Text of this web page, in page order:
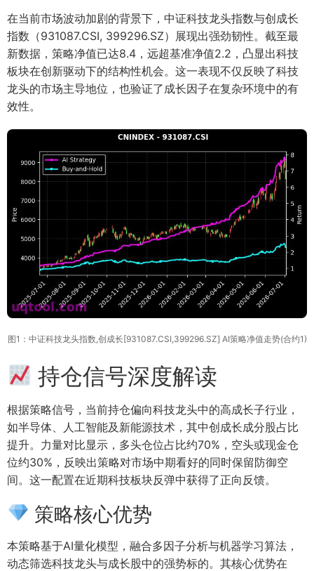
在当前市场波动加剧的背景下，中证科技龙头指数与创成长
指数（931087.CSI, 399296.SZ）展现出强劲韧性。截至最
新数据，策略净值已达8.4，远超基准净值2.2，凸显出科技
板块在创新驱动下的结构性机会。这一表现不仅反映了科技
龙头的市场主导地位，也验证了成长因子在复杂环境中的有
效性。
图1：中证科技龙头指数,创成长[931087.CSI,399296.SZ] AI策略净值走势(合约1)
持仓信号深度解读
根据策略信号，当前持仓偏向科技龙头中的高成长子行业，
如半导体、人工智能及新能源技术，其中创成长成分股占比
提升。力量对比显示，多头仓位占比约70%，空头或现金仓
位约30%，反映出策略对市场中期看好的同时保留防御空
间。这一配置在近期科技板块反弹中获得了正向反馈。
策略核心优势
本策略基于AI量化模型，融合多因子分析与机器学习算法，
动态筛选科技龙头与成长股中的强势标的。其核心优势在